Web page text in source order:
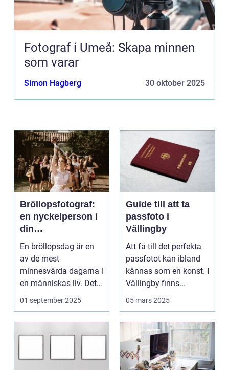
Fotograf i Umeå: Skapa minnen
som varar
Simon Hagberg 30 oktober 2025
Bröllopsfotograf:
en nyckelperson i
din
bröllopsberättelse
En bröllopsdag är en
av de mest
minnesvärda dagarna i
en människas liv. Det
&aum...
01 september 2025
Guide till att ta
passfoto i
Vällingby
Att få till det perfekta
passfotot kan ibland
kännas som en konst. I
Vällingby finns...
05 mars 2025